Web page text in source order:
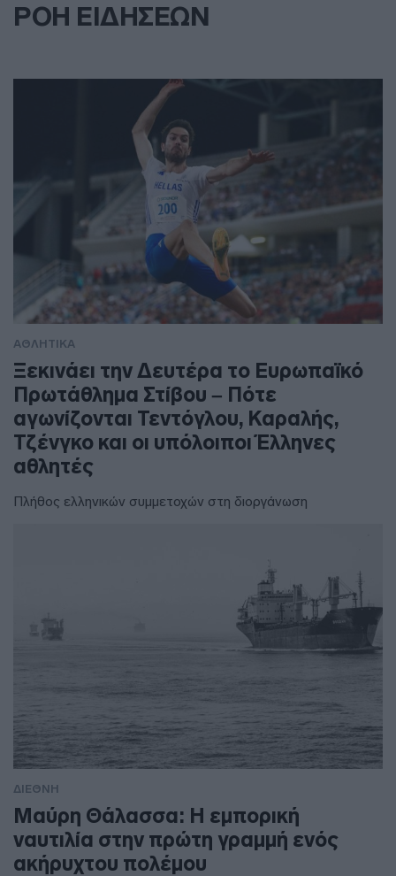
ΡΟΗ ΕΙΔΗΣΕΩΝ
ΑΘΛΗΤΙΚΑ
Ξεκινάει την Δευτέρα το Ευρωπαϊκό
Πρωτάθλημα Στίβου – Πότε
αγωνίζονται Τεντόγλου, Καραλής,
Τζένγκο και οι υπόλοιποι Έλληνες
αθλητές
Πλήθος ελληνικών συμμετοχών στη διοργάνωση
ΔΙΕΘΝΗ
Μαύρη Θάλασσα: Η εμπορική
ναυτιλία στην πρώτη γραμμή ενός
ακήρυχτου πολέμου